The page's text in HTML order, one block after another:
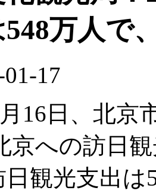
万人で
17
16日、北京
京への訪日
日観光支出